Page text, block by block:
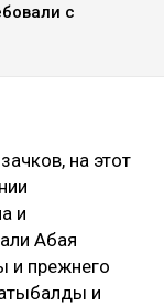
с
на этот
и
Абая
и прежнего
и